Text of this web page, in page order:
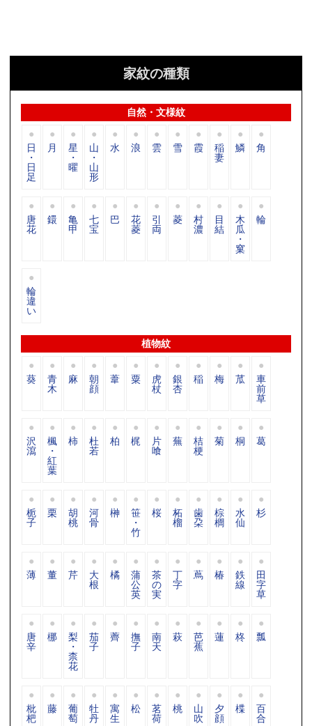
家紋の種類
自然・文様紋
日
・
日
足
月 星
・
曜
山
・
山
形
水 浪 雲 雪 霞 稲
妻
鱗 角
唐
花
鐶 亀
甲
七
宝
巴 花
菱
引
両
菱 村
濃
目
結
木
瓜
・
窠
輪
輪
違
い
植物紋
葵 青
木
麻 朝
顔
葦 粟 虎
杖
銀
杏
稲 梅 苽 車
前
草
沢
瀉
楓
・
紅
葉
柿 杜
若
柏 梶 片
喰
蕪 桔
梗
菊 桐 葛
栀
子
栗 胡
桃
河
骨
榊 笹
・
竹
桜 柘
榴
歯
朶
棕
櫚
水
仙
杉
薄 董 芹 大
根
橘 蒲
公
英
茶
の
実
丁
字
蔦 椿 鉄
線
田
字
草
唐
辛
梛 梨
・
柰
花
茄
子
薺 撫
子
南
天
萩 芭
蕉
蓮 柊 瓢
枇
杷
藤 葡
萄
牡
丹
寓
生
松 茗
荷
桃 山
吹
夕
顔
楪 百
合